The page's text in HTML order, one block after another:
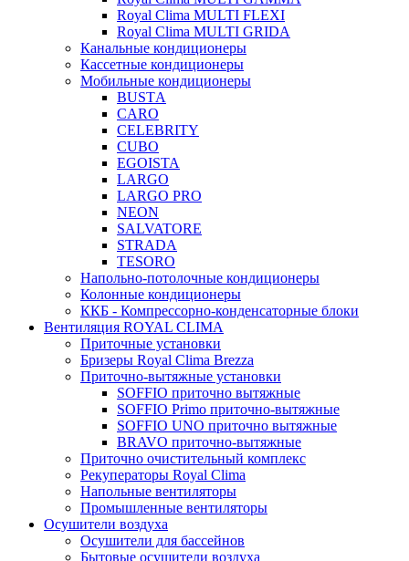
Royal Clima MULTI FLEXI
Royal Clima MULTI GRIDA
Канальные кондиционеры
Кассетные кондиционеры
Мобильные кондиционеры
BUSTА
CARO
CELEBRITY
CUBO
EGOISTA
LARGO
LARGO PRO
NEON
SALVATORE
STRADA
TESORO
Напольно-потолочные кондиционеры
Колонные кондиционеры
ККБ - Компрессорно-конденсаторные блоки
Вентиляция ROYAL CLIMA
Приточные установки
Бризеры Royal Clima Brezza
Приточно-вытяжные установки
SOFFIO приточно вытяжные
SOFFIO Primo приточно-вытяжные
SOFFIO UNO приточно вытяжные
BRAVO приточно-вытяжные
Приточно очистительный комплекс
Рекуператоры Royal Clima
Напольные вентиляторы
Промышленные вентиляторы
Осушители воздуха
Осушители для бассейнов
Бытовые осушители воздуха